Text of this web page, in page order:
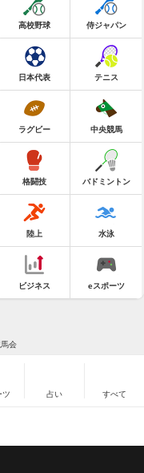
高校野球 侍ジャパン
日本代表 テニス
ラグビー 中央競馬
格闘技 バドミントン
陸上 水泳
ビジネス eスポーツ
会
ツ 占い すべて